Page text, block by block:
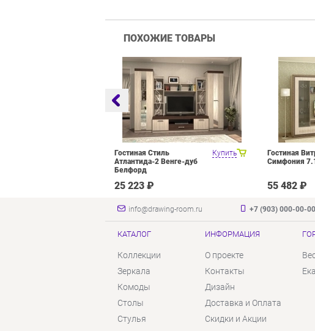
ПОХОЖИЕ ТОВАРЫ
Купить
Гостиная Стиль
Атлантида-2 Венге-дуб
Белфорд
25 223 ₽
Гостиная
Симфония
55 482 ₽
info@drawing-room.ru +7 (903) 000-00-00
КАТАЛОГ
Коллекции
Зеркала
Комоды
Столы
Стулья
ИНФОРМАЦИЯ
О проекте
Контакты
Дизайн
Доставка и Оплата
Скидки и Акции